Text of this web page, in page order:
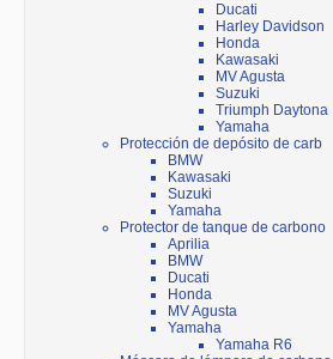
Ducati
Harley Davidson
Honda
Kawasaki
MV Agusta
Suzuki
Triumph Daytona
Yamaha
Protección de depósito de carb
BMW
Kawasaki
Suzuki
Yamaha
Protector de tanque de carbono
Aprilia
BMW
Ducati
Honda
MV Agusta
Yamaha
Yamaha R6